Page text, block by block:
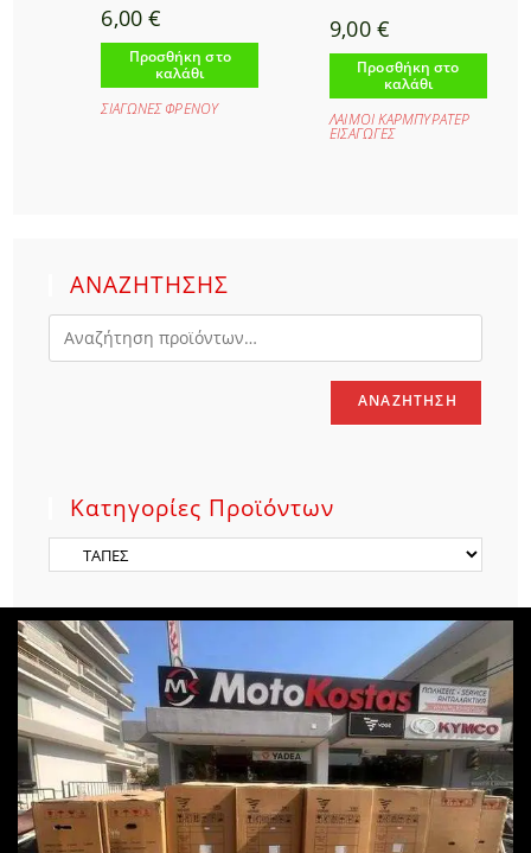
6,00 €
Προσθήκη στο
καλάθι
ΣΙΑΓΩΝΕΣ ΦΡΕΝΟΥ
9,00 €
Προσθήκη στο
καλάθι
ΛΑΙΜΟΙ ΚΑΡΜΠΥΡΑΤΕΡ
ΕΙΣΑΓΩΓΕΣ
ΑΝΑΖΗΤΗΣΗΣ
ΑΝΑΖΉΤΗΣΗ
Κατηγορίες Προϊόντων